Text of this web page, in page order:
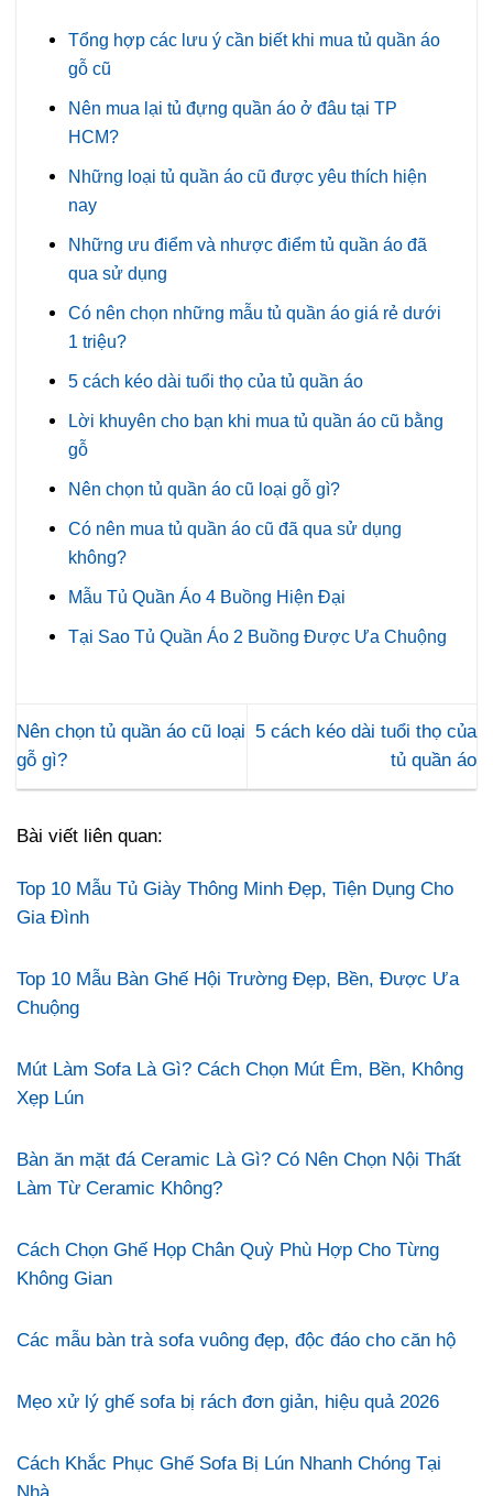
Tổng hợp các lưu ý cần biết khi mua tủ quần áo
gỗ cũ
Nên mua lại tủ đựng quần áo ở đâu tại TP
HCM?
Những loại tủ quần áo cũ được yêu thích hiện
nay
Những ưu điểm và nhược điểm tủ quần áo đã
qua sử dụng
Có nên chọn những mẫu tủ quần áo giá rẻ dưới
1 triệu?
5 cách kéo dài tuổi thọ của tủ quần áo
Lời khuyên cho bạn khi mua tủ quần áo cũ bằng
gỗ
Nên chọn tủ quần áo cũ loại gỗ gì?
Có nên mua tủ quần áo cũ đã qua sử dụng
không?
Mẫu Tủ Quần Áo 4 Buồng Hiện Đại
Tại Sao Tủ Quần Áo 2 Buồng Được Ưa Chuộng
Nên chọn tủ quần áo cũ loại
gỗ gì?
5 cách kéo dài tuổi thọ của
tủ quần áo
Bài viết liên quan:
Top 10 Mẫu Tủ Giày Thông Minh Đẹp, Tiện Dụng Cho
Gia Đình
Top 10 Mẫu Bàn Ghế Hội Trường Đẹp, Bền, Được Ưa
Chuộng
Mút Làm Sofa Là Gì? Cách Chọn Mút Êm, Bền, Không
Xẹp Lún
Bàn ăn mặt đá Ceramic Là Gì? Có Nên Chọn Nội Thất
Làm Từ Ceramic Không?
Cách Chọn Ghế Họp Chân Quỳ Phù Hợp Cho Từng
Không Gian
Các mẫu bàn trà sofa vuông đẹp, độc đáo cho căn hộ
Mẹo xử lý ghế sofa bị rách đơn giản, hiệu quả 2026
Cách Khắc Phục Ghế Sofa Bị Lún Nhanh Chóng Tại
Nhà